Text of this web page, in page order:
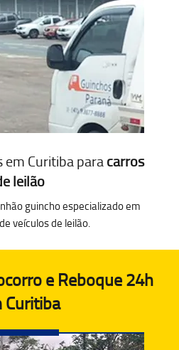
em Curitiba paracarros
leilão
guincho especializado em
veículos de leilão.
e Reboque 24h
Curitiba